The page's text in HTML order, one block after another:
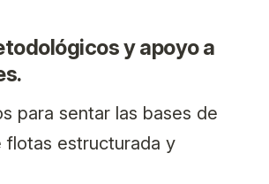
y apoyo a
para sentar las bases de
flotas estructurada y